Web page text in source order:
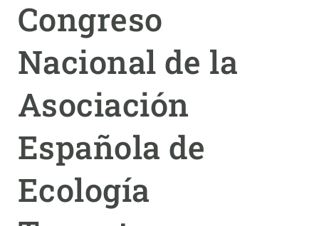
Congreso
Nacional de la
Asociación
Española de
Ecología
CIÈNCIA EN ACCIÓ
NOTÍCIES I AGENDA